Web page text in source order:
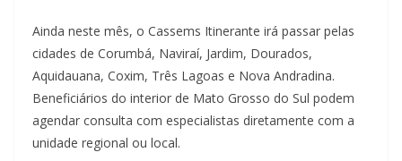
Ainda neste mês, o Cassems Itinerante irá passar pelas
cidades de Corumbá, Naviraí, Jardim, Dourados,
Aquidauana, Coxim, Três Lagoas e Nova Andradina.
Beneficiários do interior de Mato Grosso do Sul podem
agendar consulta com especialistas diretamente com a
unidade regional ou local.